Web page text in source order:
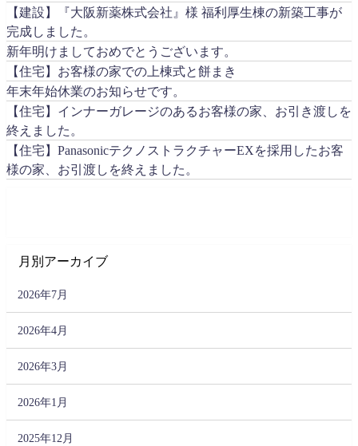
【建設】『大阪新薬株式会社』様 福利厚生棟の新築工事が
完成しました。
新年明けましておめでとうございます。
【住宅】お客様の家での上棟式と餅まき
年末年始休業のお知らせです。
【住宅】インナーガレージのあるお客様の家、お引き渡しを
終えました。
【住宅】PanasonicテクノストラクチャーEXを採用したお客
様の家、お引渡しを終えました。
月別アーカイブ
2026年7月
2026年4月
2026年3月
2026年1月
2025年12月